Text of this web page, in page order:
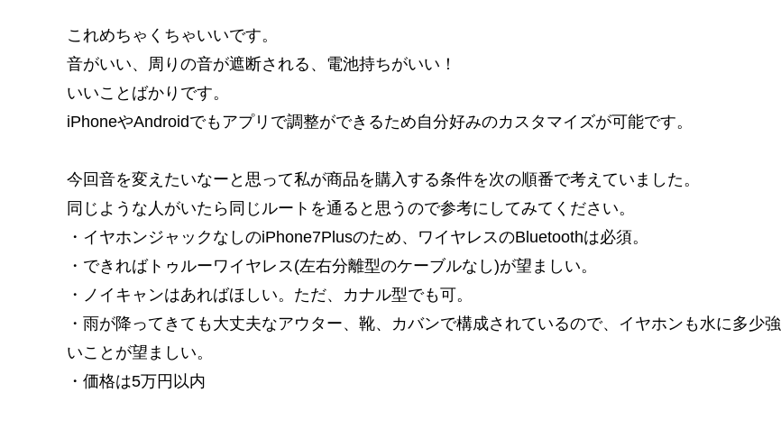
これめちゃくちゃいいです。
音がいい、周りの音が遮断される、電池持ちがいい！
いいことばかりです。
iPhoneやAndroidでもアプリで調整ができるため自分好みのカスタマイズが可能です。
今回音を変えたいなーと思って私が商品を購入する条件を次の順番で考えていました。
同じような人がいたら同じルートを通ると思うので参考にしてみてください。
・イヤホンジャックなしのiPhone7Plusのため、ワイヤレスのBluetoothは必須。
・できればトゥルーワイヤレス(左右分離型のケーブルなし)が望ましい。
・ノイキャンはあればほしい。ただ、カナル型でも可。
・雨が降ってきても大丈夫なアウター、靴、カバンで構成されているので、イヤホンも水に多少強
いことが望ましい。
・価格は5万円以内